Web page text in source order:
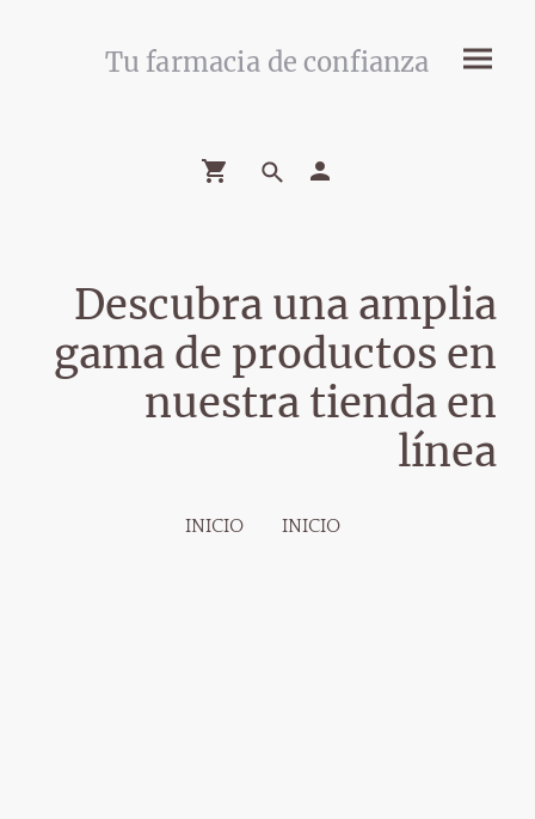
Tu farmacia de confianza
Descubra una amplia
gama de productos en
nuestra tienda en
línea
INICIO INICIO